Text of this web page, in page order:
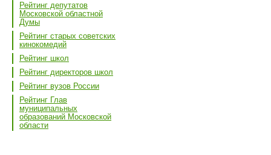
Рейтинг депутатов
Московской областной
Думы
Рейтинг старых советских
кинокомедий
Рейтинг школ
Рейтинг директоров школ
Рейтинг вузов России
Рейтинг Глав
муниципальных
образований Московской
области